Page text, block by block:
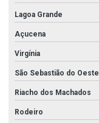
Lagoa Grande
Açucena
Virgínia
São Sebastião do Oeste
Riacho dos Machados
Rodeiro